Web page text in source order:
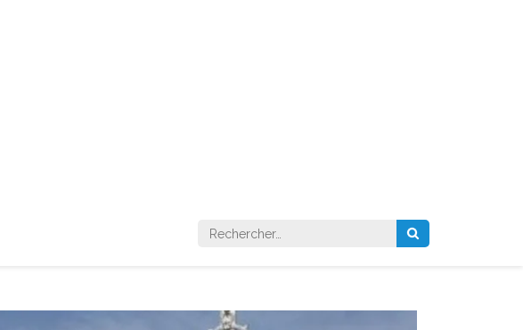
Rechercher :